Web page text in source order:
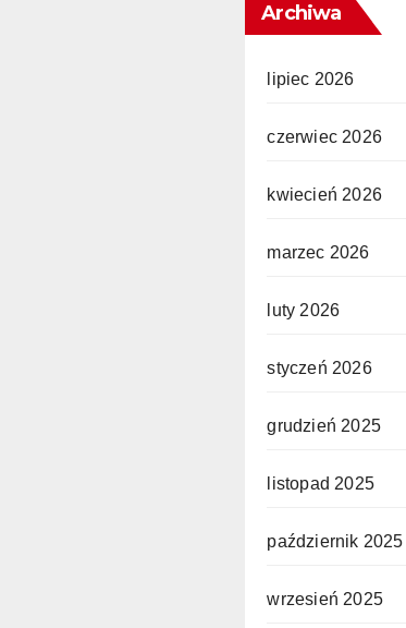
Archiwa
lipiec 2026
czerwiec 2026
kwiecień 2026
marzec 2026
luty 2026
styczeń 2026
grudzień 2025
listopad 2025
październik 2025
wrzesień 2025